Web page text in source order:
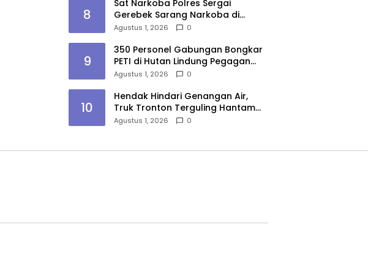
8
Sat Narkoba Polres Sergai
Gerebek Sarang Narkoba di
Sungai Buaya, Satu Terduga
Agustus 1, 2026 0
9
350 Personel Gabungan Bongkar
PETI di Hutan Lindung Pegagan
Hilir, 47 Camp dan Puluhan
Agustus 1, 2026 0
10
Hendak Hindari Genangan Air,
Truk Tronton Terguling Hantam
Pembatas Jalan di Jalinsum
Agustus 1, 2026 0